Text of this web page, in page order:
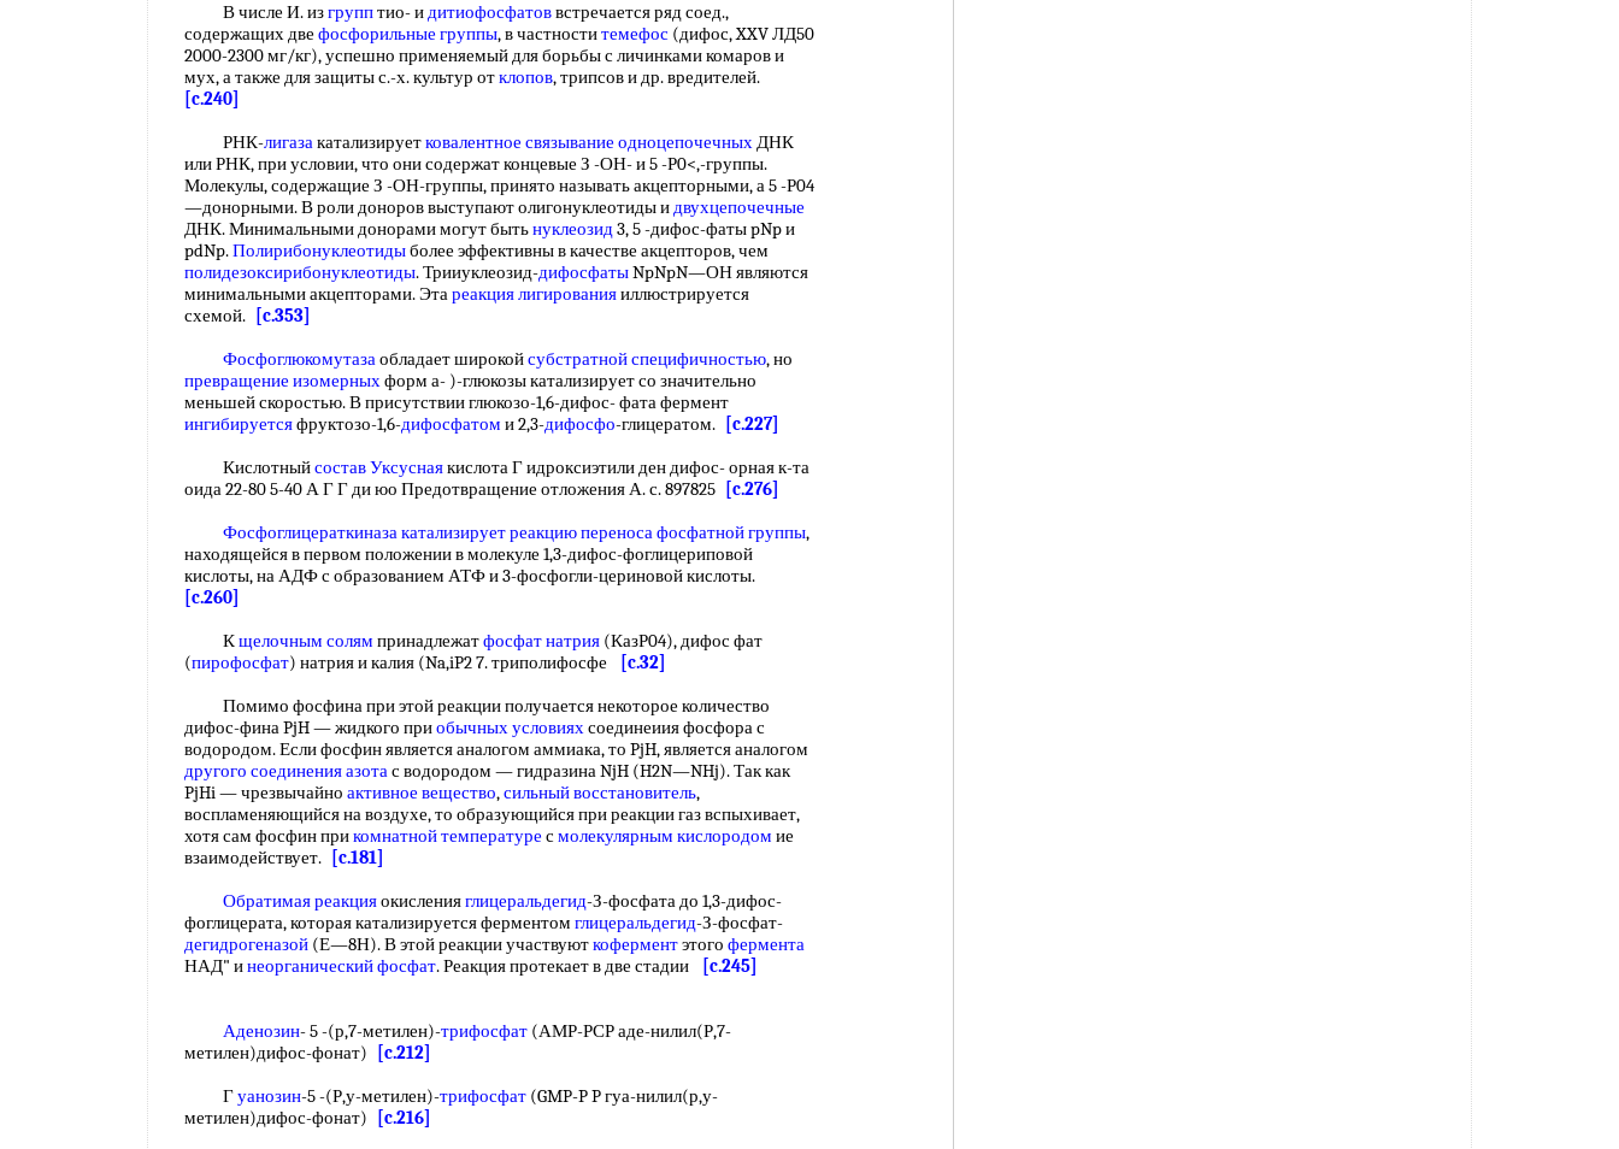
В числе И. изгрупптио- идитиофосфатоввстречается ряд соед.,
содержащих две фосфорильные группы, в частноститемефос (дифос, XXV ЛД50
2000-2300 мг/кг), успешно применяемый для борьбы с личинками комаров и
мух, а также для защиты с.-х. культур отклопов, трипсов и др. вредителей.
[c.240]
РНК-лигазакатализируетковалентное связывание одноцепочечныхДНК
или РНК, при условии, что они содержат концевые З -ОН- и 5 -Р0<,-группы.
Молекулы, содержащие З -ОН-группы, принято называть акцепторными, а 5 -Р04
—донорными. В роли доноров выступают олигонуклеотиды идвухцепочечные
ДНК. Минимальными донорами могут бытьнуклеозид3, 5 -дифос-фаты pNp и
pdNp.Полирибонуклеотидыболее эффективны в качестве акцепторов, чем
полидезоксирибонуклеотиды. Трииуклеозид-дифосфатыNpNpN—ОН являются
минимальными акцепторами. Этареакция лигированияиллюстрируется
схемой.
[c.353]
Фосфоглюкомутазаобладает широкойсубстратной специфичностью, но
превращение изомерныхформ а- )-глюкозы катализирует со значительно
меньшей скоростью. В присутствии глюкозо-1,6-дифос- фата фермент
ингибируетсяфруктозо-1,6-дифосфатом и 2,3-дифосфо-глицератом.
[c.227]
Кислотныйсостав Уксуснаякислота Г идроксиэтили ден дифос- орная к-та
оида 22-80 5-40 А Г Г ди юо Предотвращение отложения А. с. 897825
[c.276]
Фосфоглицераткиназакатализирует реакциюпереноса фосфатной группы,
находящейся в первом положении в молекуле 1,3-дифос-фоглицериповой
кислоты, на АДФ с образованием АТФ и 3-фосфогли-цериновой кислоты.
[c.260]
Кщелочным солям принадлежатфосфат натрия (КазР04), дифос фат
(пирофосфат) натрия и калия (Na,iP2 7. триполифосфе
[c.32]
Помимо фосфина при этой реакции получается некоторое количество
дифос-фина PjH — жидкого приобычных условияхсоединеиия фосфора с
водородом. Если фосфин является аналогом аммиака, то PjH, является аналогом
другого соединения азотас водородом — гидразина NjH (H2N—NHj). Так как
PjHi — чрезвычайно активное вещество,сильный восстановитель,
воспламеняющийся на воздухе, то образующийся при реакции газ вспыхивает,
хотя сам фосфин прикомнатной температуре смолекулярным кислородом ие
взаимодействует.
[c.181]
Обратимая реакцияокисленияглицеральдегид-З-фосфата до 1,3-дифос-
фоглицерата, которая катализируется ферментом глицеральдегид-З-фосфат-
дегидрогеназой (Е—8Н). В этой реакции участвуюткоферментэтого фермента
НАД" инеорганический фосфат. Реакция протекает в две стадии [c.245]
Аденозин- 5 -(р,7-метилен)-трифосфат (АМР-РСР аде-нилил(Р,7-
метилен)дифос-фонат)
[c.212]
Гуанозин-5 -(Р,у-метилен)-трифосфат (GMP-P P гуа-нилил(р,у-
метилен)дифос-фонат)
[c.216]